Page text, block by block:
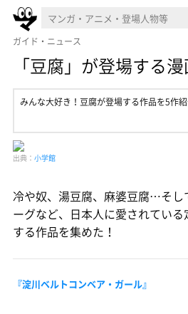
ガイド・ニュース
「豆腐」が登場する
みんな大好き！豆腐が登場する作品を5作
出典： 小学館
冷や奴、湯豆腐、麻婆豆腐…そし
ーグなど、日本人に愛されてい
する作品を集めた！
『淀川ベルトコンベア・ガール』